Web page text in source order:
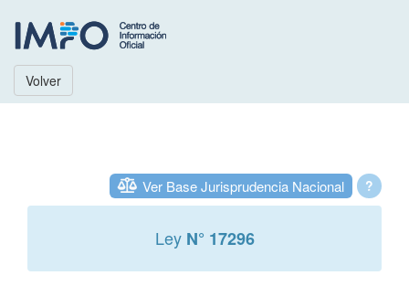
Volver
?
Ver Base Jurisprudencia Nacional
Ley N° 17296